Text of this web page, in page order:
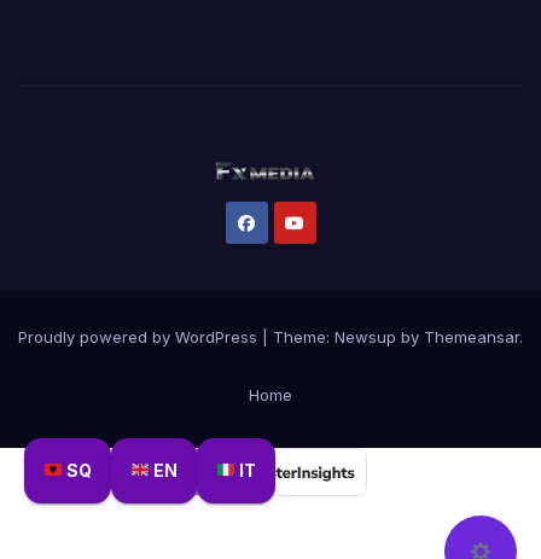
SQ EN IT
Proudly powered by WordPress Theme: Newsup by Themeansar.
Home